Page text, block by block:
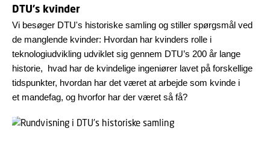
DTU's kvinder
Vi besøger DTU's historiske samling og stiller spørgsmål ved
de manglende kvinder: Hvordan har kvinders rolle i
teknologiudvikling udviklet sig gennem DTU’s 200 år lange
historie, hvad har de kvindelige ingeniører lavet på forskellige
tidspunkter, hvordan har det været at arbejde som kvinde i
et mandefag, og hvorfor har der været så få?